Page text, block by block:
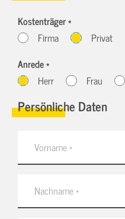
Kostenträger *
Firma
Privat
Anrede *
Herr
Frau
Persönliche Daten